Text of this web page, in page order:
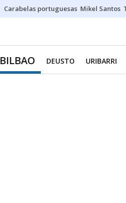
Carabelas portuguesas Mikel Santos
BILBAO DEUSTO URIBARRI